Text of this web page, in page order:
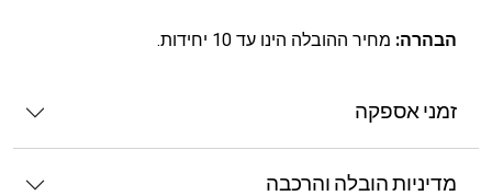
הבהרה: מחיר ההובלה הינו עד 10 יחידות.
זמני אספקה
מדיניות הובלה והרכבה